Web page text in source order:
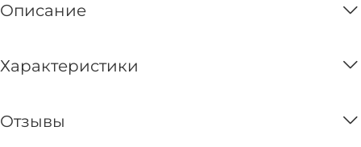
Описание
Характеристики
Отзывы